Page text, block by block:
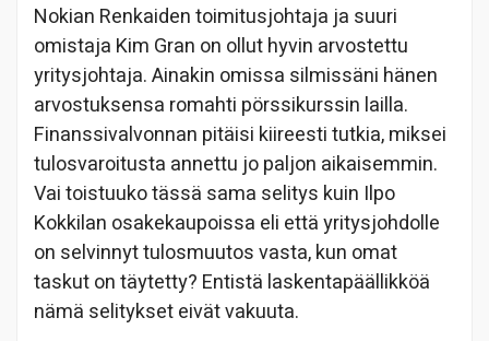
Nokian Renkaiden toimitusjohtaja ja suuri
omistaja Kim Gran on ollut hyvin arvostettu
yritysjohtaja. Ainakin omissa silmissäni hänen
arvostuksensa romahti pörssikurssin lailla.
Finanssivalvonnan pitäisi kiireesti tutkia, miksei
tulosvaroitusta annettu jo paljon aikaisemmin.
Vai toistuuko tässä sama selitys kuin Ilpo
Kokkilan osakekaupoissa eli että yritysjohdolle
on selvinnyt tulosmuutos vasta, kun omat
taskut on täytetty? Entistä laskentapäällikköä
nämä selitykset eivät vakuuta.